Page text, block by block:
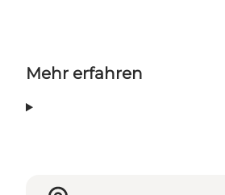
Mehr erfahren